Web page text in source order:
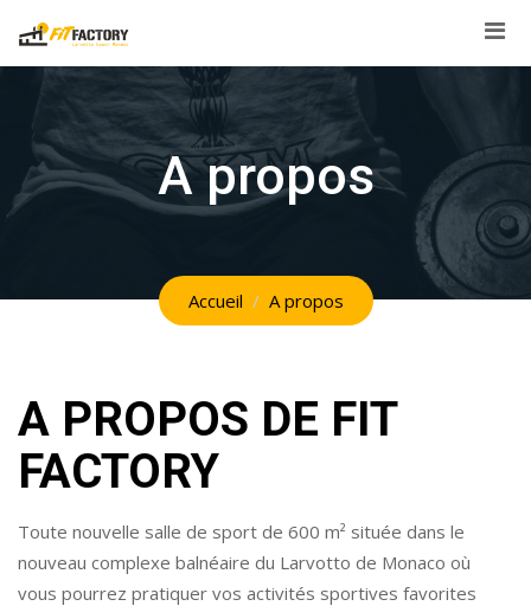
content
A propos
Accueil A propos
A PROPOS DE FIT
FACTORY
Toute nouvelle salle de sport de 600 m² située dans le
nouveau complexe balnéaire du Larvotto de Monaco où
vous pourrez pratiquer vos activités sportives favorites